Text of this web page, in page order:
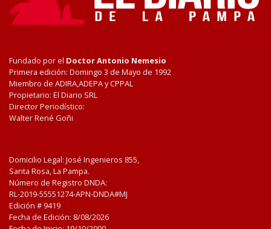
Fundado por el Doctor Antonio Nemesio
Primera edición: Domingo 3 de Mayo de 1992
Miembro de ADIRA,ADEPA y CPPAL
Propietario: El Diario SRL
Director Periodístico:
Walter René Goñi
Domicilio Legal: José Ingenieros 855,
Santa Rosa, La Pampa.
Número de Registro DNDA:
RL-2019-55551274-APN-DNDA#MJ
Edición # 9419
Fecha de Edición: 8/08/2026